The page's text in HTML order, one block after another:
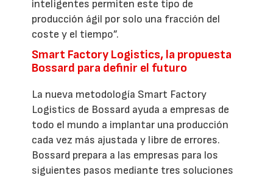
inteligentes permiten este tipo de
producción ágil por solo una fracción del
coste y el tiempo”.
Smart Factory Logistics, la propuesta
Bossard para definir el futuro
La nueva metodología Smart Factory
Logistics de Bossard ayuda a empresas de
todo el mundo a implantar una producción
cada vez más ajustada y libre de errores.
Bossard prepara a las empresas para los
siguientes pasos mediante tres soluciones